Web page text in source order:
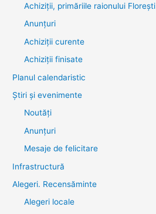
Achiziții, primăriile raionului Florești
Anunțuri
Achiziții curente
Achiziții finisate
Planul calendaristic
Știri şi evenimente
Noutăţi
Anunţuri
Mesaje de felicitare
Infrastructură
Alegeri. Recensăminte
Alegeri locale